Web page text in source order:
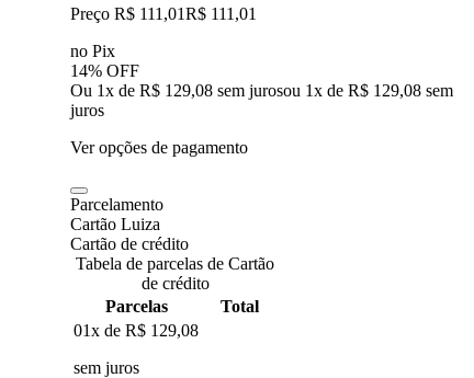
Preço R$ 111,01R$ 111 ,01
no Pix
14% OFF
Ou 1x de R$ 129,08 sem jurosou 1x de R$ 129,08 sem
juros
Ver opções de pagamento
Parcelamento
Cartão Luiza
Cartão de crédito
Tabela de parcelas de Cartão
de crédito
Parcelas
Total
01x de R$ 129,08
sem juros